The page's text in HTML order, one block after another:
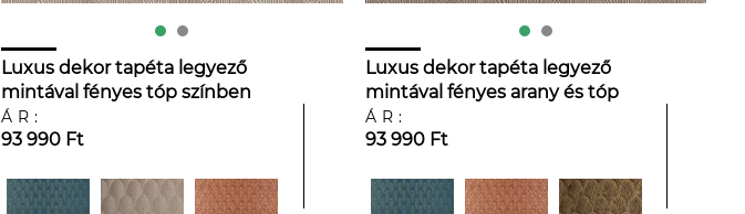
Luxus dekor tapéta legyező
mintával fényes tóp színben
ÁR:
93 990 Ft
Luxus dekor tapéta legyező
mintával fényes arany és tóp
színben
ÁR:
93 990 Ft